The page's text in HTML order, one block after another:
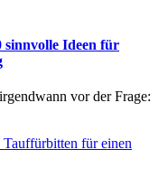
sinnvolle Ideen für
vor der Frage: